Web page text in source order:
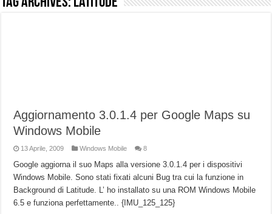
BENKS OMNIWARRIOR: Più di un semplice vetro temperato!
Brondi Amico Vero 4G: Focus su SOS, sicurezza e controllo da remoto.
Brondi Amico VERO 4G : Focus su SOS e comandi da remoto
Aggiornamento 3.0.1.4 per Google Maps su
Windows Mobile
13 Aprile, 2009 Windows Mobile 8
Google aggiorna il suo Maps alla versione 3.0.1.4 per i dispositivi
Windows Mobile. Sono stati fixati alcuni Bug tra cui la funzione in
Background di Latitude. L’ ho installato su una ROM Windows Mobile
6.5 e funziona perfettamente.. {IMU_125_125}